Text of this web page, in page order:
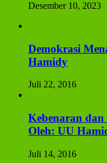
Desember 10, 2023
Demokrasi
Hamidy
Juli 22, 2016
Kebenaran
Oleh: UU
Juli 14, 2016